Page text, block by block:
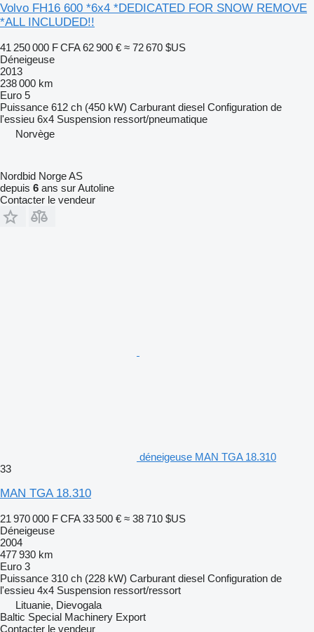
Volvo FH16 600 *6x4 *DEDICATED FOR SNOW REMOVE
*ALL INCLUDED!!
41 250 000 F CFA 62 900 € ≈ 72 670 $US
Déneigeuse
2013
238 000 km
Euro 5
Puissance 612 ch (450 kW) Carburant diesel Configuration de
l'essieu 6x4 Suspension ressort/pneumatique
Norvège
Nordbid Norge AS
depuis 6 ans sur Autoline
Contacter le vendeur
déneigeuse MAN TGA 18.310
33
MAN TGA 18.310
21 970 000 F CFA 33 500 € ≈ 38 710 $US
Déneigeuse
2004
477 930 km
Euro 3
Puissance 310 ch (228 kW) Carburant diesel Configuration de
l'essieu 4x4 Suspension ressort/ressort
Lituanie, Dievogala
Baltic Special Machinery Export
Contacter le vendeur